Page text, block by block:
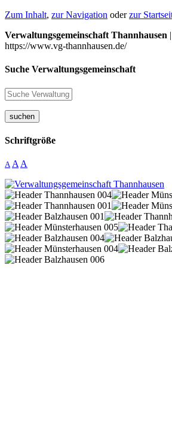
Zum Inhalt, zur Navigation oderzur
Verwaltungsgemeinschaft Thannhausen
https://www.vg-thannhausen.de/
Suche Verwaltungsgemeinschaft
suchen
Schriftgröße
A A A